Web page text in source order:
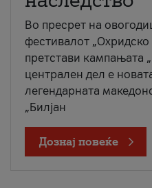
Во пресрет на
фестивалот „Охридско
претстави кампањата
централен дел е
легендарната
„Билјан
Дознај повеќе